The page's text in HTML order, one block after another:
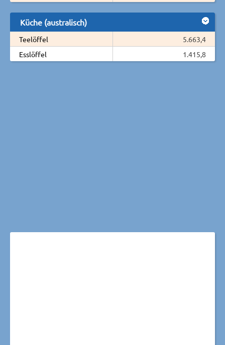
Küche (australisch)
Teelöffel
5.663,4
Esslöffel
1.415,8